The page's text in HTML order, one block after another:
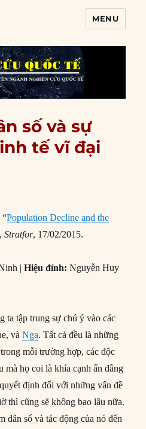
MENU
số và sự
tế vĩ đại
“Population Decline and the
Stratfor, 17/02/2015.
|Hiệu đính: Nguyễn Huy
ta tập trung sự chú ý vào các
vàNga. Tất cả đều là những
mỗi trường hợp, các độc
mà họ coi là khía cạnh ẩn đằng
định đối với những vấn đề
thì cũng sẽ không bao lâu nữa.
dân số và tác động của nó đến